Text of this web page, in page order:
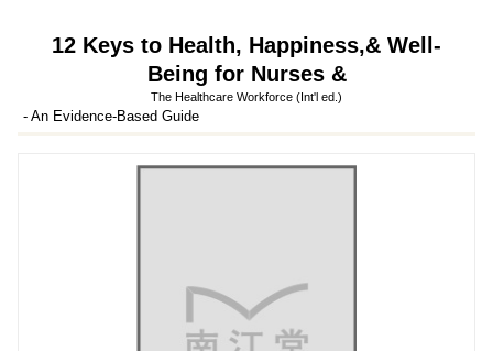
12 Keys to Health, Happiness,& Well-
Being for Nurses &
The Healthcare Workforce (Int'l ed.)
- An Evidence-Based Guide